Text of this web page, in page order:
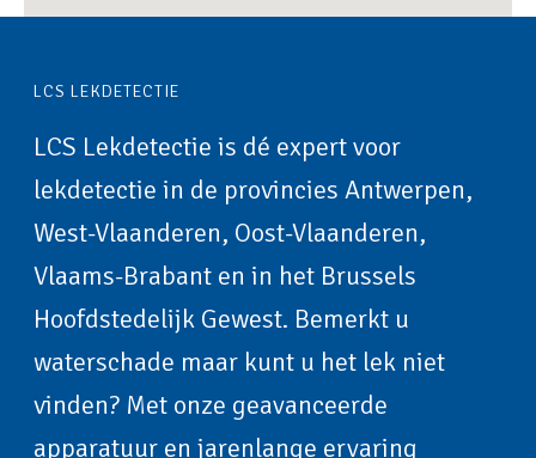
LCS LEKDETECTIE
LCS Lekdetectie is dé expert voor
lekdetectie in de provincies Antwerpen,
West-Vlaanderen, Oost-Vlaanderen,
Vlaams-Brabant en in het Brussels
Hoofdstedelijk Gewest. Bemerkt u
waterschade maar kunt u het lek niet
vinden? Met onze geavanceerde
apparatuur en jarenlange ervaring